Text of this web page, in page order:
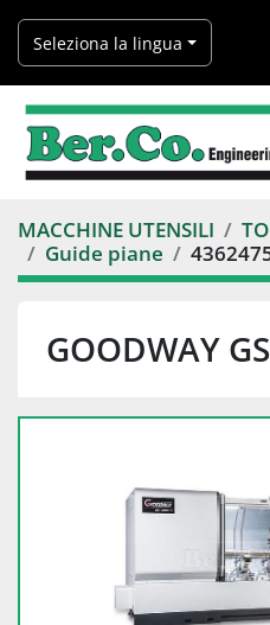
Seleziona la lingua
MACCHINE UTENSILI
Guide piane
GOODWAY